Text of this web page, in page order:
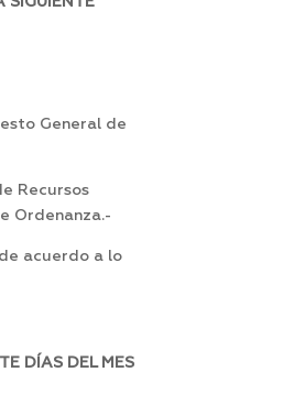
General de
Recursos
Ordenanza.-
acuerdo a lo
DÍAS DEL MES